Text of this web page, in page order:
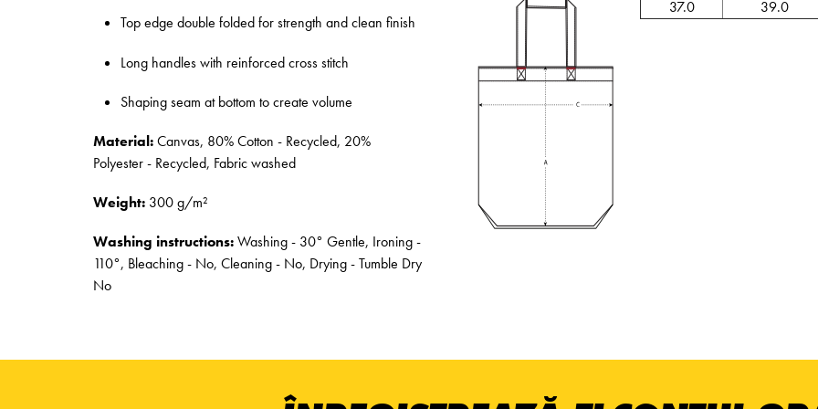
Top edge double folded for strength and clean finish
Long handles with reinforced cross stitch
Shaping seam at bottom to create volume
Material:Canvas, 80% Cotton - Recycled, 20%
Polyester - Recycled, Fabric washed
Weight: 300 g/m²
Washing instructions:Washing - 30° Gentle, Ironing -
110°, Bleaching - No, Cleaning - No, Drying - Tumble Dry
No
37.0 39.0